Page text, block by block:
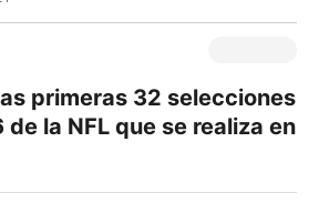
primeras 32 selecciones
la NFL que se realiza en